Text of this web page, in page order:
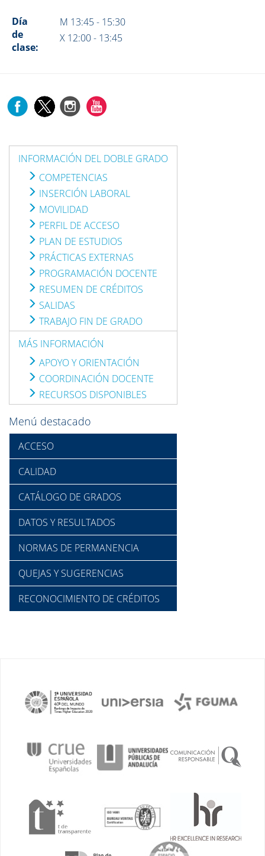
Día
de
clase:
M 13:45 - 15:30
X 12:00 - 13:45
INFORMACIÓN DEL DOBLE GRADO
COMPETENCIAS
INSERCIÓN LABORAL
MOVILIDAD
PERFIL DE ACCESO
PLAN DE ESTUDIOS
PRÁCTICAS EXTERNAS
PROGRAMACIÓN DOCENTE
RESUMEN DE CRÉDITOS
SALIDAS
TRABAJO FIN DE GRADO
MÁS INFORMACIÓN
APOYO Y ORIENTACIÓN
COORDINACIÓN DOCENTE
RECURSOS DISPONIBLES
Menú destacado
ACCESO
CALIDAD
CATÁLOGO DE GRADOS
DATOS Y RESULTADOS
NORMAS DE PERMANENCIA
QUEJAS Y SUGERENCIAS
RECONOCIMIENTO DE CRÉDITOS